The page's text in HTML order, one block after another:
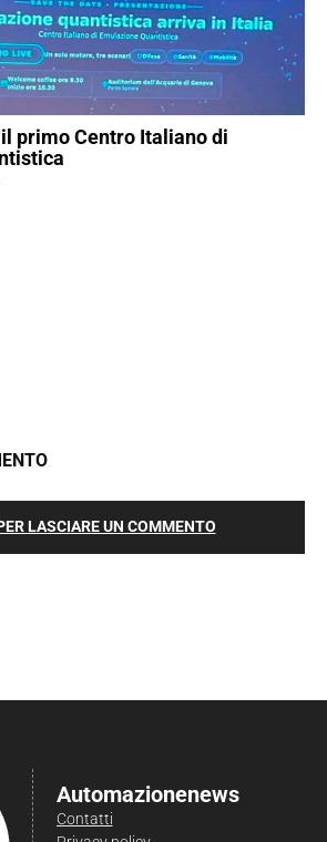
primo Centro Italiano di
LASCIARE UN COMMENTO
Automazionenews
Contatti